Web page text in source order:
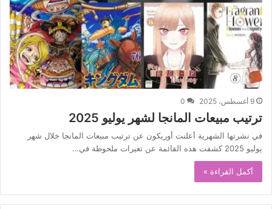
9 أغسطس، 2025 0
ترتيب مبيعات المانجا لشهر يوليو 2025
في نشرتها الشهرية أعلنت أوريكون عن ترتيب مبيعات المانجا خلال شهر
يوليو 2025 كشفت هذه القائمة عن تغيرات ملحوظة في…
أكمل القراءة »